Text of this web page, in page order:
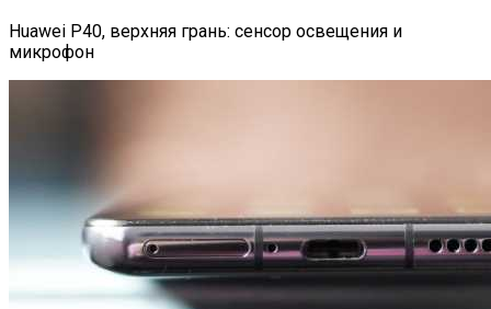
Huawei P40, верхняя грань: сенсор освещения и
микрофон